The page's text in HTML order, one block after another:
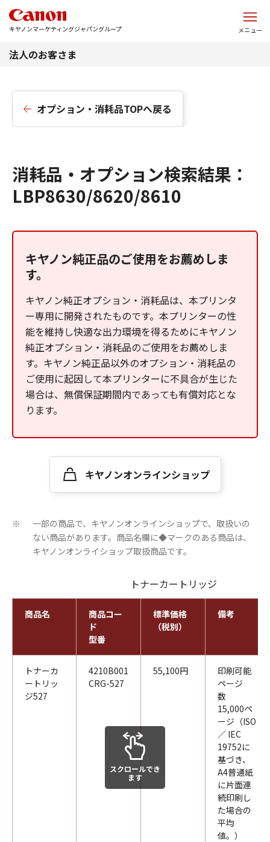
キヤノンマーケティングジャパングループ メニュー
法人のお客さま
オプション・消耗品TOPへ戻る
消耗品・オプション検索結果：
LBP8630/8620/8610
キヤノン純正品のご使用をお薦めしま
す。
キヤノン純正オプション・消耗品は、本プリンタ
ー専用に開発されたものです。本プリンターの性
能を維持し快適な出力環境を得るためにキヤノン
純正オプション・消耗品のご使用をお薦めしま
す。キヤノン純正品以外のオプション・消耗品の
ご使用に起因して本プリンターに不具合が生じた
場合は、無償保証期間内であっても有償対応とな
ります。
キヤノンオンラインショップ
※
一部の商品で、キヤノンオンラインショップで、取扱いの
ない商品があります。商品名欄に◆マークのある商品は、
キヤノンオンライショップ取扱商品です。
トナーカートリッジ
商品名
商品コー
ド
型番
標準価格
（税別）
備考
トナーカ
ートリッ
ジ527
4210B001
CRG-527
55,100円
印刷可能
ページ
数
15,000ペ
ージ（ISO
／ IEC
19752に
基づき、
A4普通紙
に片面連
続印刷し
た場合の
平均
値。）
スクロールでき
ます